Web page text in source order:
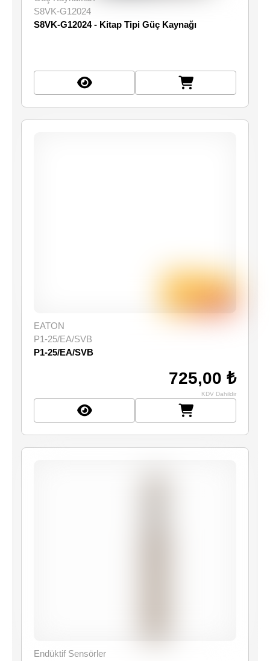
S8VK-G12024
S8VK-G12024 - Kitap Tipi Güç Kaynağı
EATON
P1-25/EA/SVB
P1-25/EA/SVB
725,00 ₺
KDV Dahildir
Endüktif Sensörler